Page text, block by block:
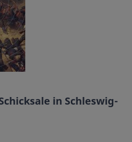
in Schleswig-